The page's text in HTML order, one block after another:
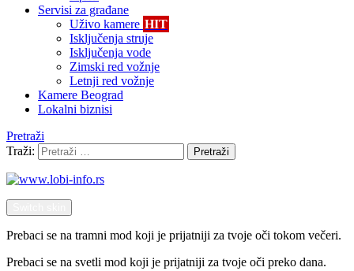
Servisi za građane
Uživo kamere HIT
Isključenja struje
Isključenja vode
Zimski red vožnje
Letnji red vožnje
Kamere Beograd
Lokalni biznisi
Pretraži
Traži:
Pretraži
Prebaci se na tramni mod koji je prijatniji za tvoje oči tokom večeri.
Prebaci se na svetli mod koji je prijatniji za tvoje oči preko dana.